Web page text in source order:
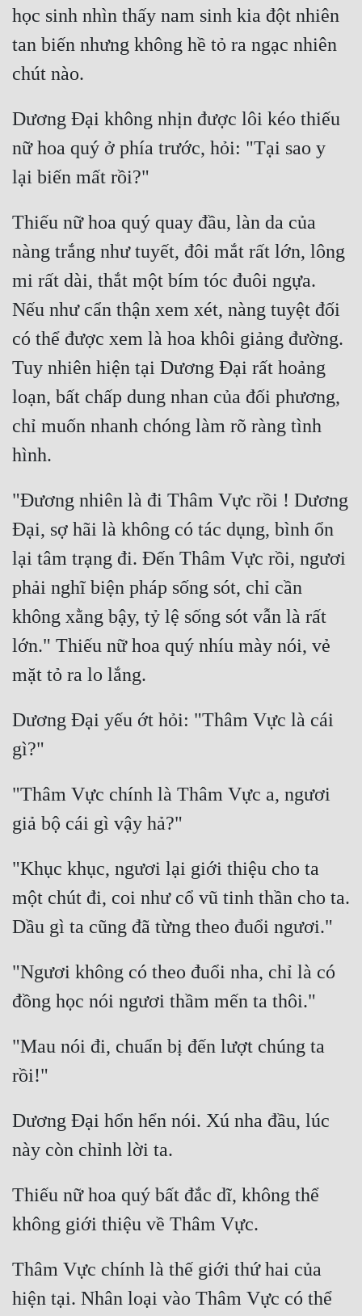
Đẹp Hiệp
Cơ Trí
Sát Phạt Quyết Đoán
học sinh nhìn thấy nam sinh kia đột nhiên
tan biến nhưng không hề tỏ ra ngạc nhiên
Dương Đại không nhịn được lôi kéo thiếu
nữ hoa quý ở phía trước, hỏi: "Tại sao y
Thiếu nữ hoa quý quay đầu, làn da của
nàng trắng như tuyết, đôi mắt rất lớn, lông
mi rất dài, thắt một bím tóc đuôi ngựa.
Nếu như cẩn thận xem xét, nàng tuyệt đối
có thể được xem là hoa khôi giảng đường.
Tuy nhiên hiện tại Dương Đại rất hoảng
loạn, bất chấp dung nhan của đối phương,
chỉ muốn nhanh chóng làm rõ ràng tình
"Đương nhiên là đi Thâm Vực rồi ! Dương
Đại, sợ hãi là không có tác dụng, bình ổn
lại tâm trạng đi. Đến Thâm Vực rồi, ngươi
phải nghĩ biện pháp sống sót, chỉ cần
không xằng bậy, tỷ lệ sống sót vẫn là rất
lớn." Thiếu nữ hoa quý nhíu mày nói, vẻ
Dương Đại yếu ớt hỏi: "Thâm Vực là cái
"Thâm Vực chính là Thâm Vực a, ngươi
"Khục khục, ngươi lại giới thiệu cho ta
một chút đi, coi như cổ vũ tinh thần cho ta.
"Ngươi không có theo đuổi nha, chỉ là có
"Mau nói đi, chuẩn bị đến lượt chúng ta
Dương Đại hổn hển nói. Xú nha đầu, lúc
Thiếu nữ hoa quý bất đắc dĩ, không thể
Thâm Vực chính là thế giới thứ hai của
hiện tại. Nhân loại vào Thâm Vực có thể